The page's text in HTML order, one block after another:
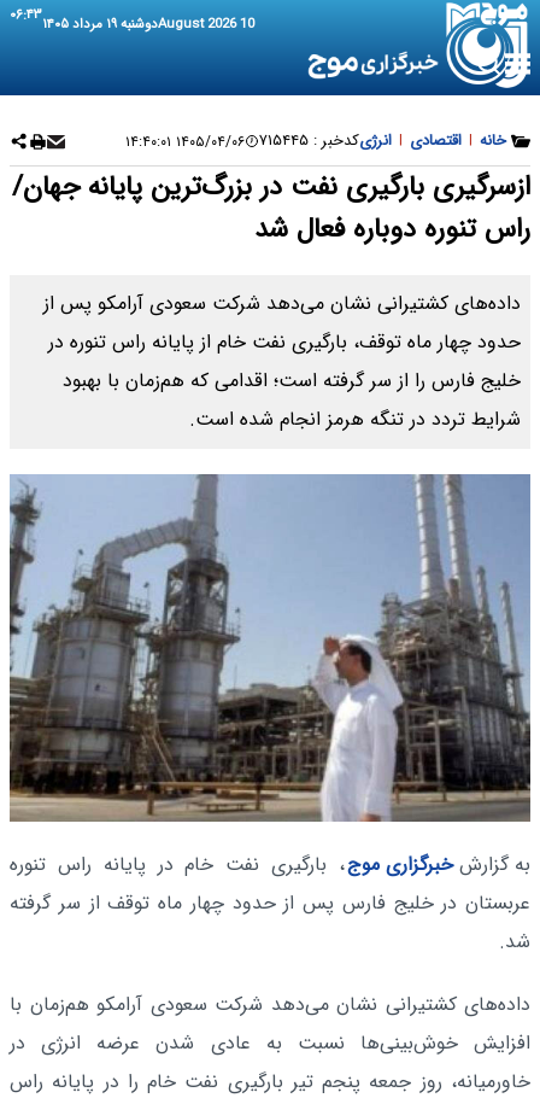
10 August 2026 دوشنبه ۱۹ مرداد ۱۴۰۵ ۰۶:۴۳
خانه | اقتصادی | انرژیکدخبر : ۷۱۵۴۴۵ ۱۴۰۵/۰۴/۰۶ ۱۴:۴۰:۰۱
ازسرگیری بارگیری نفت در بزرگ‌ترین پایانه جهان/
راس تنوره دوباره فعال شد
داده‌های کشتیرانی نشان می‌دهد شرکت سعودی آرامکو پس از
حدود چهار ماه توقف، بارگیری نفت خام از پایانه راس تنوره در
خلیج فارس را از سر گرفته است؛ اقدامی که هم‌زمان با بهبود
شرایط تردد در تنگه هرمز انجام شده است.
به گزارشخبرگزاری موج، بارگیری نفت خام در پایانه راس تنوره
عربستان در خلیج فارس پس از حدود چهار ماه توقف از سر گرفته
شد.
داده‌های کشتیرانی نشان می‌دهد شرکت سعودی آرامکو هم‌زمان با
افزایش خوش‌بینی‌ها نسبت به عادی شدن عرضه انرژی در
خاورمیانه، روز جمعه پنجم تیر بارگیری نفت خام را در پایانه راس